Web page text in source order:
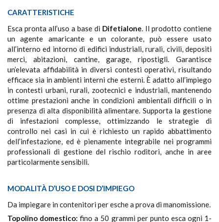
CARATTERISTICHE
Esca pronta all’uso a base di Difetialone. Il prodotto contiene
un agente amaricante e un colorante, può essere usato
all’interno ed intorno di edifici industriali, rurali, civili, depositi
merci, abitazioni, cantine, garage, ripostigli. Garantisce
un’elevata affidabilità in diversi contesti operativi, risultando
efficace sia in ambienti interni che esterni. È adatto all’impiego
in contesti urbani, rurali, zootecnici e industriali, mantenendo
ottime prestazioni anche in condizioni ambientali difficili o in
presenza di alta disponibilità alimentare. Supporta la gestione
di infestazioni complesse, ottimizzando le strategie di
controllo nei casi in cui è richiesto un rapido abbattimento
dell’infestazione, ed è pienamente integrabile nei programmi
professionali di gestione del rischio roditori, anche in aree
particolarmente sensibili.
MODALITÀ D’USO E DOSI D’IMPIEGO
Da impiegare in contenitori per esche a prova di manomissione.
Topolino domestico: fino a 50 grammi per punto esca ogni 1-